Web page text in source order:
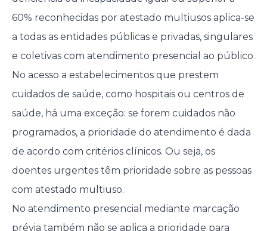
60% reconhecidas por atestado multiusos aplica-se
a todas as entidades públicas e privadas, singulares
e coletivas com atendimento presencial ao público.
No acesso a estabelecimentos que prestem
cuidados de saúde, como hospitais ou centros de
saúde, há uma exceção: se forem cuidados não
programados, a prioridade do atendimento é dada
de acordo com critérios clínicos. Ou seja, os
doentes urgentes têm prioridade sobre as pessoas
com atestado multiuso.
No atendimento presencial mediante marcação
prévia também não se aplica a prioridade para